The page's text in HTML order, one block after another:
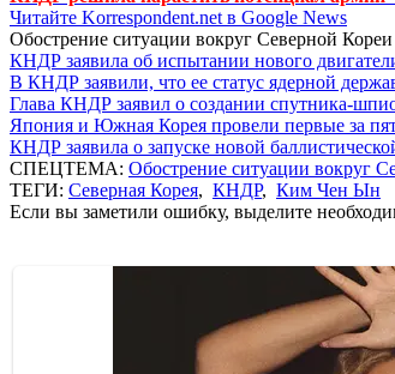
Читайте Korrespondent.net в Google News
Обострение ситуации вокруг Северной Кореи
КНДР заявила об испытании нового
В КНДР заявили, что ее статус ядерной
Глава КНДР заявил о создании спутника-
Япония и Южная Корея провели первые за
КНДР заявила о запуске новой
СПЕЦТЕМА: Обострение ситуации вокруг
ТЕГИ: Северная Корея, КНДР, Ким Чен Ын
Если вы заметили ошибку, выделите